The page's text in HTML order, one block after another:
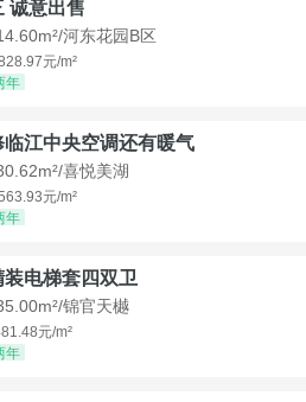
诚意出售
河东花园B区
元/m²
年
临江中央空调还有暖气
喜悦美湖
元/m²
年
电梯套四双卫
锦官天樾
元/m²
年